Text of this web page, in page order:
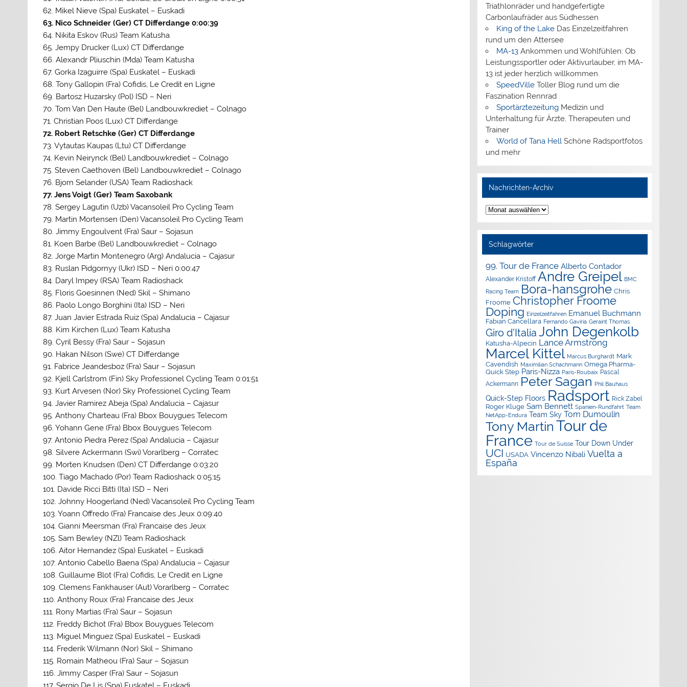
62. Mikel Nieve (Spa) Euskatel – Euskadi
63. Nico Schneider (Ger) CT Differdange 0:00:39
64. Nikita Eskov (Rus) Team Katusha
65. Jempy Drucker (Lux) CT Differdange
66. Alexandr Pliuschin (Mda) Team Katusha
67. Gorka Izaguirre (Spa) Euskatel – Euskadi
68. Tony Gallopin (Fra) Cofidis, Le Credit en Ligne
69. Bartosz Huzarsky (Pol) ISD – Neri
70. Tom Van Den Haute (Bel) Landbouwkrediet – Colnago
71. Christian Poos (Lux) CT Differdange
72. Robert Retschke (Ger) CT Differdange
73. Vytautas Kaupas (Ltu) CT Differdange
74. Kevin Neirynck (Bel) Landbouwkrediet – Colnago
75. Steven Caethoven (Bel) Landbouwkrediet – Colnago
76. Bjorn Selander (USA) Team Radioshack
77. Jens Voigt (Ger) Team Saxobank
78. Sergey Lagutin (Uzb) Vacansoleil Pro Cycling Team
79. Martin Mortensen (Den) Vacansoleil Pro Cycling Team
80. Jimmy Engoulvent (Fra) Saur – Sojasun
81. Koen Barbe (Bel) Landbouwkrediet – Colnago
82. Jorge Martin Montenegro (Arg) Andalucia – Cajasur
83. Ruslan Pidgornyy (Ukr) ISD – Neri 0:00:47
84. Daryl Impey (RSA) Team Radioshack
85. Floris Goesinnen (Ned) Skil – Shimano
86. Paolo Longo Borghini (Ita) ISD – Neri
87. Juan Javier Estrada Ruiz (Spa) Andalucia – Cajasur
88. Kim Kirchen (Lux) Team Katusha
89. Cyril Bessy (Fra) Saur – Sojasun
90. Hakan Nilson (Swe) CT Differdange
91. Fabrice Jeandesboz (Fra) Saur – Sojasun
92. Kjell Carlstrom (Fin) Sky Professionel Cycling Team 0:01:51
93. Kurt Arvesen (Nor) Sky Professionel Cycling Team
94. Javier Ramirez Abeja (Spa) Andalucia – Cajasur
95. Anthony Charteau (Fra) Bbox Bouygues Telecom
96. Yohann Gene (Fra) Bbox Bouygues Telecom
97. Antonio Piedra Perez (Spa) Andalucia – Cajasur
98. Silvere Ackermann (Swi) Vorarlberg – Corratec
99. Morten Knudsen (Den) CT Differdange 0:03:20
100. Tiago Machado (Por) Team Radioshack 0:05:15
101. Davide Ricci Bitti (Ita) ISD – Neri
102. Johnny Hoogerland (Ned) Vacansoleil Pro Cycling Team
103. Yoann Offredo (Fra) Francaise des Jeux 0:09:40
104. Gianni Meersman (Fra) Francaise des Jeux
105. Sam Bewley (NZl) Team Radioshack
106. Aitor Hernandez (Spa) Euskatel – Euskadi
107. Antonio Cabello Baena (Spa) Andalucia – Cajasur
108. Guillaume Blot (Fra) Cofidis, Le Credit en Ligne
109. Clemens Fankhauser (Aut) Vorarlberg – Corratec
110. Anthony Roux (Fra) Francaise des Jeux
111. Rony Martias (Fra) Saur – Sojasun
112. Freddy Bichot (Fra) Bbox Bouygues Telecom
113. Miguel Minguez (Spa) Euskatel – Euskadi
114. Frederik Wilmann (Nor) Skil – Shimano
115. Romain Matheou (Fra) Saur – Sojasun
116. Jimmy Casper (Fra) Saur – Sojasun
Triathlonräder und handgefertigte
Carbonlaufräder aus Südhessen
King of the LakeDas Einzelzeitfahren
rund um den Attersee
MA-13Ankommen und Wohlfühlen: Ob
Leistungssportler oder Aktivurlauber, im MA-
13 ist jeder herzlich willkommen.
SpeedVilleToller Blog rund um die
Faszination Rennrad
SportärztezeitungMedizin und
Unterhaltung für Ärzte, Therapeuten und
Trainer
World of Tana Hell Schöne Radsportfotos
und mehr
Nachrichten-Archiv
Nachrichten-
Archiv
Schlagwörter
99. Tour de France Alberto Contador
Alexander Kristoff Andre Greipel BMC
Racing Team Bora-hansgrohe Chris
Froome Christopher Froome
Doping Einzelzeitfahren Emanuel Buchmann
Fabian Cancellara Fernando Gaviria Geraint Thomas
Giro d'Italia John Degenkolb
Katusha-Alpecin Lance Armstrong
Marcel Kittel Marcus Burghardt Mark
Cavendish Maximilian Schachmann Omega Pharma-
Quick Step Paris-Nizza Paris-Roubaix Pascal
Ackermann Peter Sagan Phil Bauhaus
Quick-Step Floors Radsport Rick Zabel
Roger Kluge Sam Bennett Spanien-Rundfahrt Team
NetApp-Endura Team Sky Tom Dumoulin
Tony Martin Tour de
France Tour de Suisse Tour Down Under
UCI USADA Vincenzo Nibali Vuelta a
España